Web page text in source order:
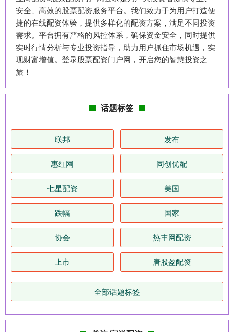
安全、高效的股票配资服务平台。我们致力于为用户打造便
捷的在线配资体验，提供多样化的配资方案，满足不同投资
需求。平台拥有严格的风控体系，确保资金安全，同时提供
实时行情分析与专业投资指导，助力用户抓住市场机遇，实
现财富增值。登录股票配资门户网，开启您的智慧投资之
旅！
话题标签
联邦 发布
惠红网 同创优配
七星配资 美国
跌幅 国家
协会 热丰网配资
上市 唐股盈配资
全部话题标签